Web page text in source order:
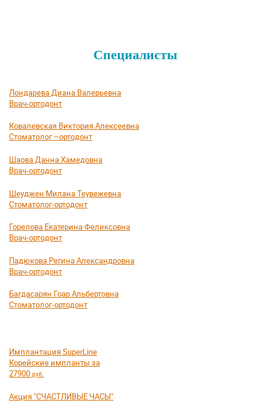
Специалисты
Лондарева Диана Валерьевна
Врач-ортодонт
Ковалевская Виктория Алексеевна
Стоматолог –ортодонт
Шаова Данна Хамедовна
Врач-ортодонт
Шеуджен Милана Теувежевна
Стоматолог-ортодонт
Горелова Екатерина Феликсовна
Врач-ортодонт
Падюкова Регина Александровна
Врач-ортодонт
Багдасарян Гоар Альбертовна
Стоматолог-ортодонт
Имплантация SuperLine
Корейские импланты за
27900 руб.
Акция "СЧАСТЛИВЫЕ ЧАСЫ"